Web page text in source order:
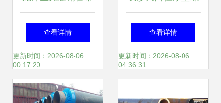
场价格弱势盘整，
产品高清大图尽览
详情
查看详情
更新时间：2026-08-06
00:17:20
旋钢管生产厂家 实
力铸就品质，服务
查看详情
更新时间：2026-08-06
04:36:31